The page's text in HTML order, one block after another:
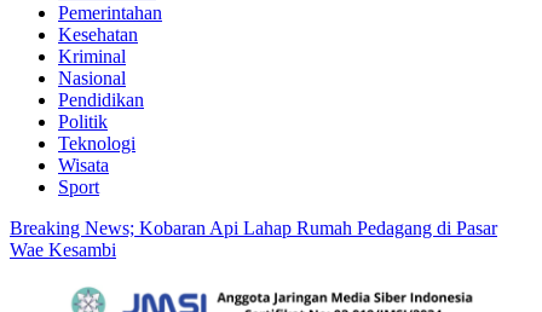
Pemerintahan
Kesehatan
Kriminal
Nasional
Pendidikan
Politik
Teknologi
Wisata
Sport
Breaking News; Kobaran Api Lahap Rumah Pedagang di Pasar
Wae Kesambi